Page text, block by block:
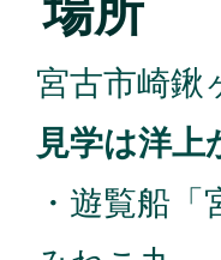
宮古市崎鍬
見学は洋上
・遊覧船